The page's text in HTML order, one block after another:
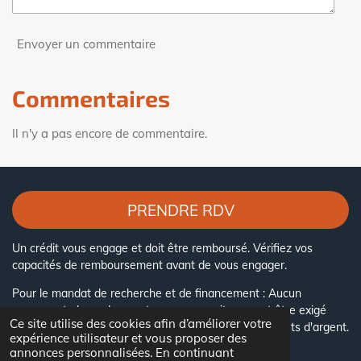
Ce site utilise des cookies afin d’améliorer votre
expérience utilisateur et vous proposer des
annonces personnalisées. En continuant
Envoyer un commentaire
Commentaires
Il n'y a pas encore de commentaire.
PRENDRE RDV
Un crédit vous engage et doit être remboursé. Vérifiez vos
capacités de remboursement avant de vous engager.
Pour le mandat de recherche et de financement : Aucun
versement, de quelque nature que ce soit, ne peut être exigé
d'un particulier, avant l'obtention d'un ou plusieurs prêts d'argent.
© 2023 - 2026 ECONOPRET